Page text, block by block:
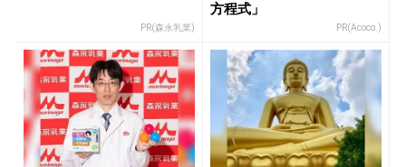
PR(森永乳業)
方程式」
PR(Acoco.)